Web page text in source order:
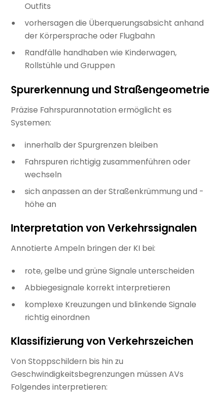
Outfits
vorhersagen die Überquerungsabsicht anhand
der Körpersprache oder Flugbahn
Randfälle handhaben wie Kinderwagen,
Rollstühle und Gruppen
Spurerkennung und Straßengeometrie
Präzise Fahrspurannotation ermöglicht es
Systemen:
innerhalb der Spurgrenzen bleiben
Fahrspuren richtigig zusammenführen oder
wechseln
sich anpassen an der Straßenkrümmung und -
höhe an
Interpretation von Verkehrssignalen
Annotierte Ampeln bringen der KI bei:
rote, gelbe und grüne Signale unterscheiden
Abbiegesignale korrekt interpretieren
komplexe Kreuzungen und blinkende Signale
richtig einordnen
Klassifizierung von Verkehrszeichen
Von Stoppschildern bis hin zu
Geschwindigkeitsbegrenzungen müssen AVs
Folgendes interpretieren: